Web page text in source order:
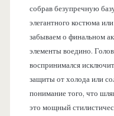
собрав безупречную
элегантного костюма
забываем о финальном
элементы воедино.
воспринимался
защиты от холода или
понимание того, что
это мощный